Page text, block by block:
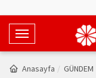
T
o
g
Anasayfa
GÜNDEM